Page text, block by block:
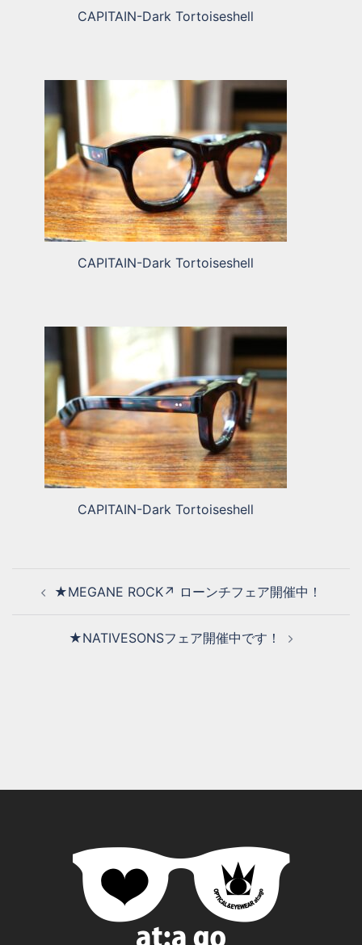
CAPITAIN-Dark Tortoiseshell
CAPITAIN-Dark Tortoiseshell
CAPITAIN-Dark Tortoiseshell
★MEGANE ROCK↗ ローンチフェア開催中！
★NATIVESONSフェア開催中です！